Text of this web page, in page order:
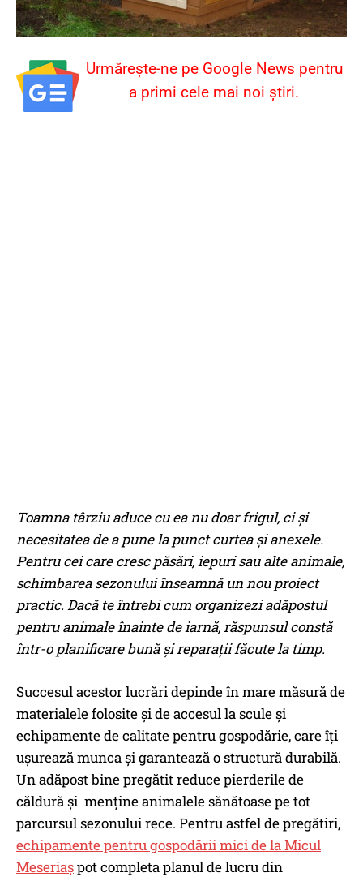
Urmărește-ne pe Google News pentru
a primi cele mai noi știri.
Toamna târziu aduce cu ea nu doar frigul, ci și
necesitatea de a pune la punct curtea și anexele.
Pentru cei care cresc păsări, iepuri sau alte animale,
schimbarea sezonului înseamnă un nou proiect
practic. Dacă te întrebi cum organizezi adăpostul
pentru animale înainte de iarnă, răspunsul constă
într-o planificare bună și reparații făcute la timp.
Succesul acestor lucrări depinde în mare măsură de
materialele folosite și de accesul la scule și
echipamente de calitate pentru gospodărie, care îți
ușurează munca și garantează o structură durabilă.
Un adăpost bine pregătit reduce pierderile de
căldură și menține animalele sănătoase pe tot
parcursul sezonului rece. Pentru astfel de pregătiri,
echipamente pentru gospodării mici de la Micul
Meseriașpot completa planul de lucru din